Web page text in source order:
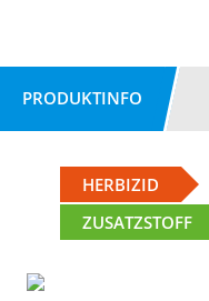
PRODUKTINFO
HERBIZID
ZUSATZSTOFF